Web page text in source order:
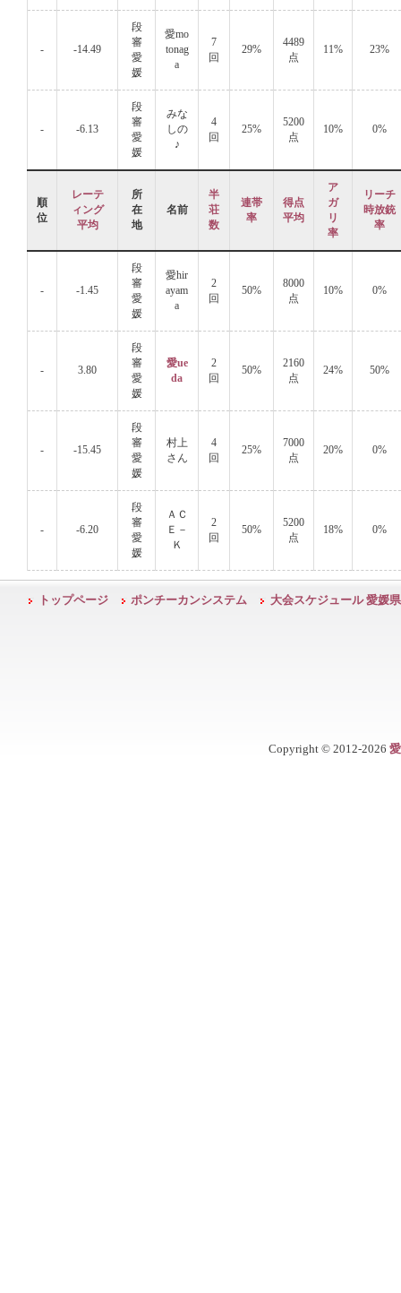
- -14.49
段
審
愛
媛
愛mo
tonag
a
7
回
29%
4489
点
11% 23%
- -6.13
段
審
愛
媛
みな
しの
♪
4
回
25%
5200
点
10% 0%
順
位
レーテ
ィング
平均
所
在
地
名前
半
荘
数
連帯
率
得点
平均
ア
ガ
リ
率
リーチ
時放銃
率
- -1.45
段
審
愛
媛
愛hir
ayam
a
2
回
50%
8000
点
10% 0%
- 3.80
段
審
愛
媛
愛ue
da
2
回
50%
2160
点
24% 50%
- -15.45
段
審
愛
媛
村上
さん
4
回
25%
7000
点
20% 0%
- -6.20
段
審
愛
媛
ＡＣ
Ｅ－
Ｋ
2
回
50%
5200
点
18% 0%
トップページ ポンチーカンシステム 大会スケジュール 愛媛県
Copyright © 2012-2026